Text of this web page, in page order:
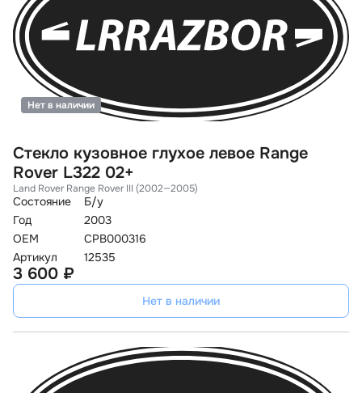
Стекло кузовное глухое левое Range
Rover L322 02+
Land Rover Range Rover III (2002—2005)
Состояние
Б/у
Год
2003
OEM
CPB000316
Артикул
12535
Нет в наличии
3 600 ₽
Нет в наличии